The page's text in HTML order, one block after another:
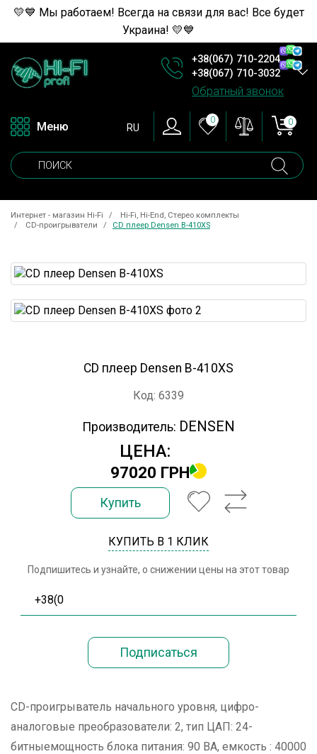
💛💙 Мы работаем! Всегда на связи для вас! Все будет
Украина! 💛💙
+38(067) 710-2204
+38(067) 710-3032
Обратный звонок
Меню RU
0 0
Интернет - магазин Hi-Fi
Hi-Fi, Hi-End, Стерео комплекты
CD-проигрыватели
CD плеер Densen B-410XS
CD плеер Densen B-410XS
Код: 6339
Производитель: DENSEN
ЦЕНА:
97020 ГРН
Купить
КУПИТЬ В 1 КЛИК
Подпишитесь и узнайте, о снижении цены на этот товар
CD-проигрыватель начального уровня, цифро-
аналоговые преобразователи: 2, тип ЦАП: 24-
битныемощность блока питания: 90 ВА, емкость : 40000